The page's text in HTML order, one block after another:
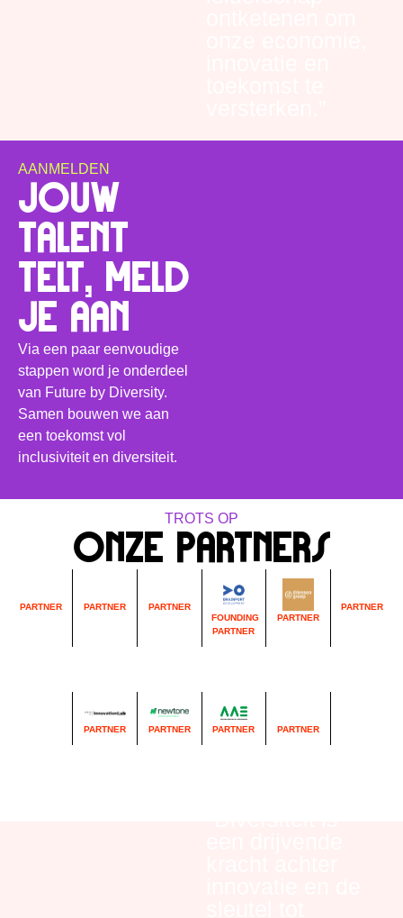
AANMELDEN
JOUW
TALENT
TELT, MELD
JE AAN
Via een paar eenvoudige
stappen word je onderdeel
van Future by Diversity.
Samen bouwen we aan
een toekomst vol
inclusiviteit en diversiteit.
TROTS OP
ONZE PARTNERS
PARTNER PARTNER
PARTNER
FOUNDING
PARTNER
PARTNER
PARTNER
PARTNER PARTNER PARTNER PARTNER